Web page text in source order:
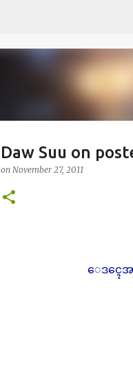
Daw Suu on
on November 27, 2011
ေဒၚေအ